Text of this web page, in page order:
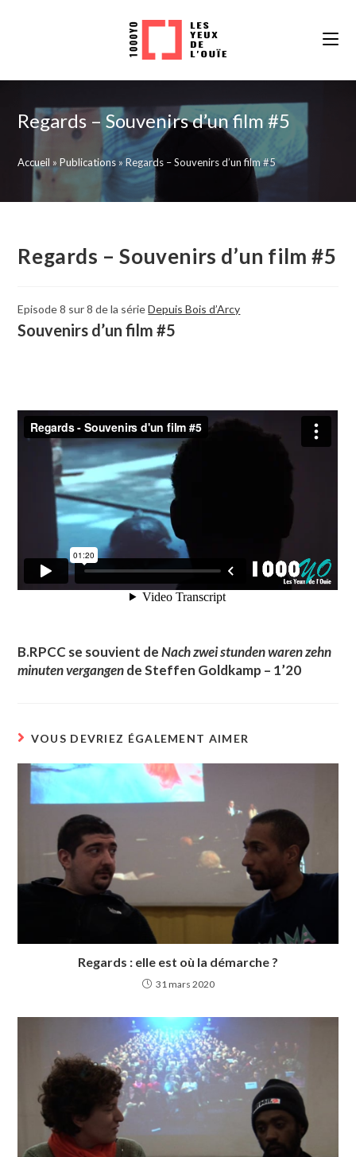
Regards – Souvenirs d’un film #5
Accueil »Publications»Regards – Souvenirs d’un film #5
Regards – Souvenirs d’un film #5
Episode 8 sur 8 de la sérieDepuis Bois d’Arcy
Souvenirs d’un film #5
B.RPCC se souvient deNach zwei stunden waren zehn
minuten vergangende Steffen Goldkamp – 1’20
VOUS DEVRIEZ ÉGALEMENT AIMER
Regards : elle est où la démarche ?
31 mars 2020